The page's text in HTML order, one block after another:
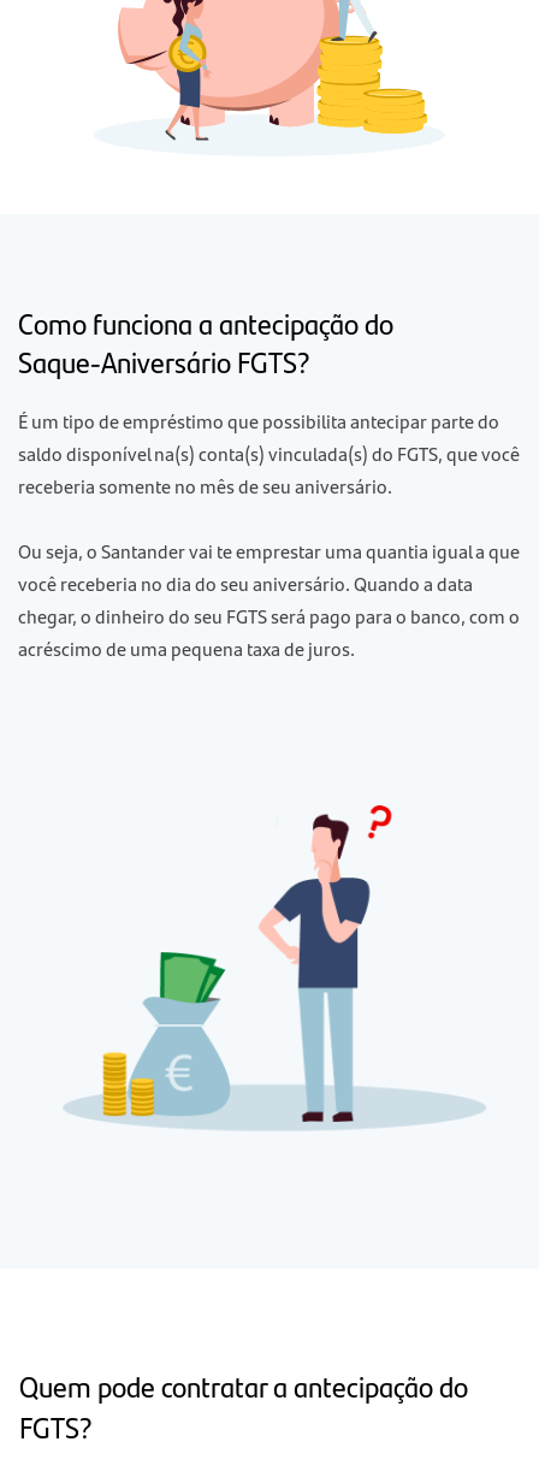
Como funciona a antecipação do
Saque-Aniversário FGTS?
É um tipo de empréstimo que possibilita antecipar parte do
saldo disponível na(s) conta(s) vinculada(s) do FGTS, que você
receberia somente no mês de seu aniversário.
Ou seja, o Santander vai te emprestar uma quantia igual a que
você receberia no dia do seu aniversário. Quando a data
chegar, o dinheiro do seu FGTS será pago para o banco, com o
acréscimo de uma pequena taxa de juros.
Quem pode contratar a antecipação do
FGTS?